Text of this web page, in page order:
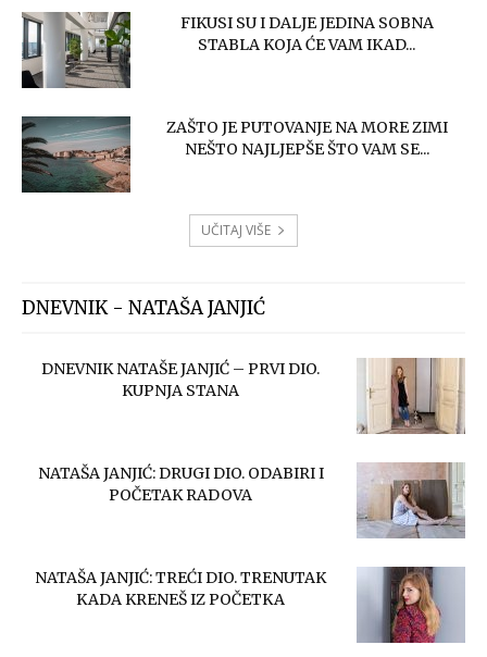
FIKUSI SU I DALJE JEDINA SOBNA
STABLA KOJA ĆE VAM IKAD...
ZAŠTO JE PUTOVANJE NA MORE ZIMI
NEŠTO NAJLJEPŠE ŠTO VAM SE...
UČITAJ VIŠE
DNEVNIK - NATAŠA JANJIĆ
DNEVNIK NATAŠE JANJIĆ – PRVI DIO.
KUPNJA STANA
NATAŠA JANJIĆ: DRUGI DIO. ODABIRI I
POČETAK RADOVA
NATAŠA JANJIĆ: TREĆI DIO. TRENUTAK
KADA KRENEŠ IZ POČETKA